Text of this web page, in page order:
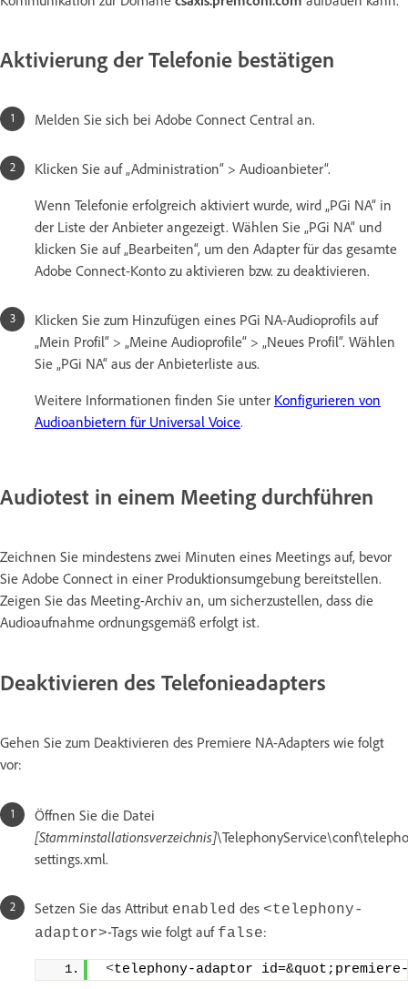
Aktivierung der Telefonie bestätigen
Melden Sie sich bei Adobe Connect Central an.
Klicken Sie auf „Administration“ > Audioanbieter“.
Wenn Telefonie erfolgreich aktiviert wurde, wird „PGi NA“ in
der Liste der Anbieter angezeigt. Wählen Sie „PGi NA“ und
klicken Sie auf „Bearbeiten“, um den Adapter für das gesamte
Adobe Connect-Konto zu aktivieren bzw. zu deaktivieren.
Klicken Sie zum Hinzufügen eines PGi NA-Audioprofils auf
„Mein Profil“ > „Meine Audioprofile“ > „Neues Profil“. Wählen
Sie „PGi NA“ aus der Anbieterliste aus.
Weitere Informationen finden Sie unter Konfigurieren von
Audioanbietern für Universal Voice.
Audiotest in einem Meeting durchführen
Zeichnen Sie mindestens zwei Minuten eines Meetings auf, bevor
Sie Adobe Connect in einer Produktionsumgebung bereitstellen.
Zeigen Sie das Meeting-Archiv an, um sicherzustellen, dass die
Audioaufnahme ordnungsgemäß erfolgt ist.
Deaktivieren des Telefonieadapters
Gehen Sie zum Deaktivieren des Premiere NA-Adapters wie folgt
vor:
Öffnen Sie die Datei
[Stamminstallationsverzeichnis]
settings.xml.
Setzen Sie das Attribut enabled des <telephony-
adaptor>-Tags wie folgt auf false:
<telephony-adaptor